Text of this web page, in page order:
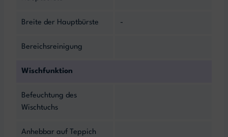
Breite der Hauptbürste -
Bereichsreinigung
Wischfunktion
Befeuchtung des
Wischtuchs
Anhebbar auf Teppich